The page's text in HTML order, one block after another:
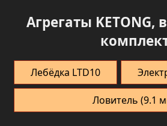
Агрегаты KETONG,
Лебёдка LTD10
Ловитель (9.1